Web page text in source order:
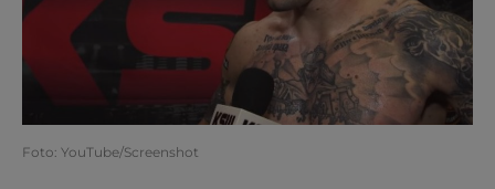
Foto: YouTube/Screenshot